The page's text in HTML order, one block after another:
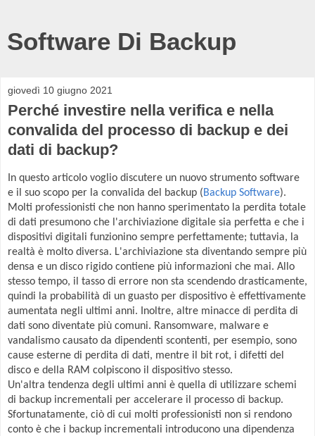
Software Di Backup
giovedì 10 giugno 2021
Perché investire nella verifica e nella
convalida del processo di backup e dei
dati di backup?
In questo articolo voglio discutere un nuovo strumento software
e il suo scopo per la convalida del backup (Backup Software).
Molti professionisti che non hanno sperimentato la perdita totale
di dati presumono che l'archiviazione digitale sia perfetta e che i
dispositivi digitali funzionino sempre perfettamente; tuttavia, la
realtà è molto diversa. L'archiviazione sta diventando sempre più
densa e un disco rigido contiene più informazioni che mai. Allo
stesso tempo, il tasso di errore non sta scendendo drasticamente,
quindi la probabilità di un guasto per dispositivo è effettivamente
aumentata negli ultimi anni. Inoltre, altre minacce di perdita di
dati sono diventate più comuni. Ransomware, malware e
vandalismo causato da dipendenti scontenti, per esempio, sono
cause esterne di perdita di dati, mentre il bit rot, i difetti del
disco e della RAM colpiscono il dispositivo stesso.
Un'altra tendenza degli ultimi anni è quella di utilizzare schemi
di backup incrementali per accelerare il processo di backup.
Sfortunatamente, ciò di cui molti professionisti non si rendono
conto è che i backup incrementali introducono una dipendenza